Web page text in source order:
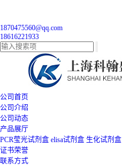
1870475560@qq.com
18616221933
公司首页
公司介绍
公司动态
产品展厅
PCR莹光试剂盒 elisa试剂盒 生化试剂盒
证书荣誉
联系方式